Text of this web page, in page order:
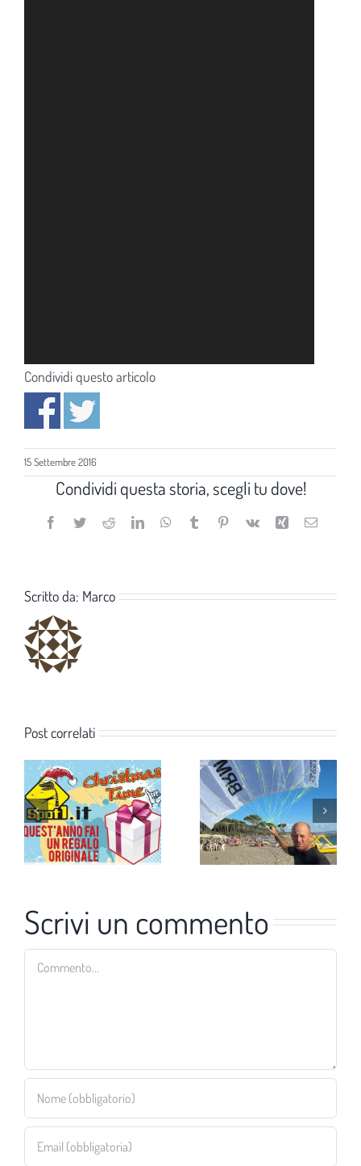
Condividi questo articolo
15 Settembre 2016
Condividi questa storia, scegli tu dove!
Facebook
TwitterRedditLinkedInWhatsApp
TumblrPinterest
Vk Xing Email
Scritto da: Marco
Post correlati
Scrivi un commento
Commento